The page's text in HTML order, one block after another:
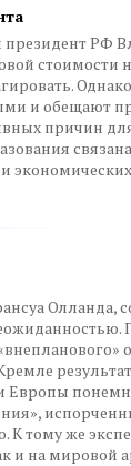
РФ
стоимости
и обещают
причин
Олланда,
К тому же
и на мировой